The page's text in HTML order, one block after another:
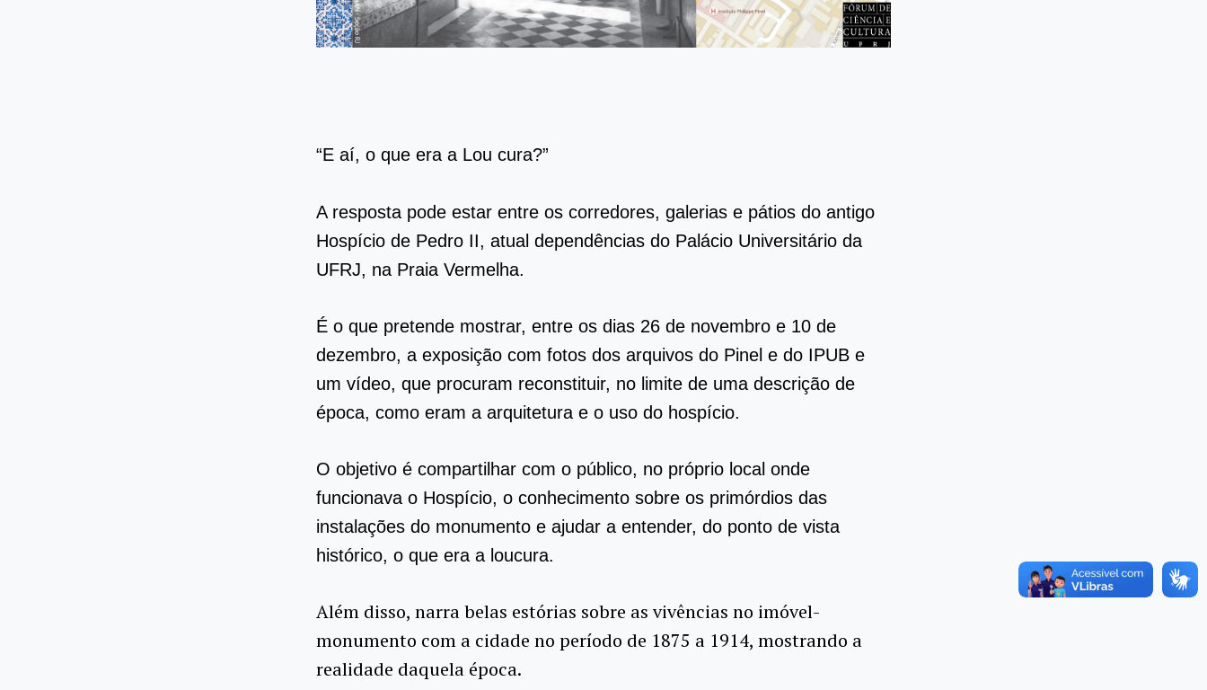
“E aí, o que era a Lou cura?”
A resposta pode estar entre os corredores, galerias e pátios do antigo
Hospício de Pedro II, atual dependências do Palácio Universitário da
UFRJ, na Praia Vermelha.
É o que pretende mostrar, entre os dias 26 de novembro e 10 de
dezembro, a exposição com fotos dos arquivos do Pinel e do IPUB e
um vídeo, que procuram reconstituir, no limite de uma descrição de
época, como eram a arquitetura e o uso do hospício.
O objetivo é compartilhar com o público, no próprio local onde
funcionava o Hospício, o conhecimento sobre os primórdios das
instalações do monumento e ajudar a entender, do ponto de vista
histórico, o que era a loucura.
Além disso, narra belas estórias sobre as vivências no imóvel-
monumento com a cidade no período de 1875 a 1914, mostrando a
realidade daquela época.